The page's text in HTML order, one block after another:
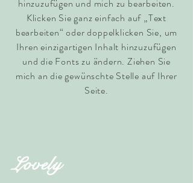
hinzuzufügen und mich zu bearbeiten.
Klicken Sie ganz einfach auf „Text
bearbeiten“ oder doppelklicken Sie, um
Ihren einzigartigen Inhalt hinzuzufügen
und die Fonts zu ändern. Ziehen Sie
mich an die gewünschte Stelle auf Ihrer
Seite.
Lovely